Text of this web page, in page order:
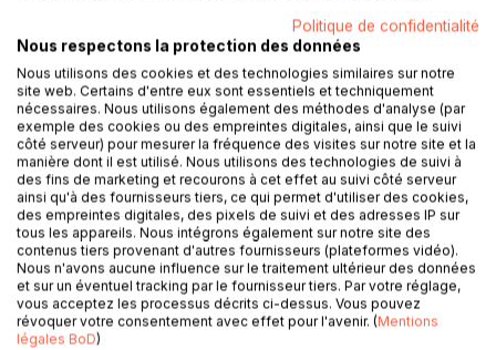
Un ouvrage réalisé à la manière des livres d'artiste :
Une belle histoire, poétique, douce, emplie de rêve ...
Propice à porter l'imaginaire.
... Des illustrations "œuvres d'art", des peintures en bleu et
blanc, réalisées par l'artiste-peintre et poète Bernard
Brunstein.
... ...Et une composition sensible, libre et créative "faite
main" par l'auteure elle-même.
Une invitation à goûter le beau, l'esthétique...
Un régal des yeux, des oreilles, du toucher...
Un livre que l'on a plaisir à feuilleter, encore et encore... A
glisser entre toutes les mains, jeunes et moins jeunes !
Politique de confidentialité
Nous respectons la protection des données
Nous utilisons des cookies et des technologies similaires sur notre
site web. Certains d'entre eux sont essentiels et techniquement
nécessaires. Nous utilisons également des méthodes d'analyse (par
exemple des cookies ou des empreintes digitales, ainsi que le suivi
côté serveur) pour mesurer la fréquence des visites sur notre site et la
manière dont il est utilisé. Nous utilisons des technologies de suivi à
des fins de marketing et recourons à cet effet au suivi côté serveur
ainsi qu'à des fournisseurs tiers, ce qui permet d'utiliser des cookies,
des empreintes digitales, des pixels de suivi et des adresses IP sur
tous les appareils. Nous intégrons également sur notre site des
contenus tiers provenant d'autres fournisseurs (plateformes vidéo).
Nous n'avons aucune influence sur le traitement ultérieur des données
et sur un éventuel tracking par le fournisseur tiers. Par votre réglage,
vous acceptez les processus décrits ci-dessus. Vous pouvez
révoquer votre consentement avec effet pour l'avenir. (Mentions
légales BoD)